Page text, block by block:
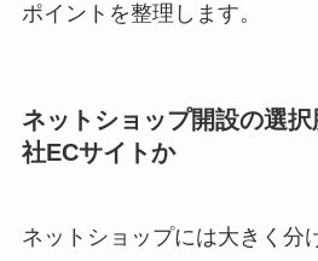
ポイントを整理します。
ネットショップ開設の選
社ECサイトか
ネットショップには大きく分